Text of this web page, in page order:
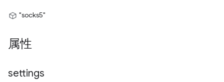
"socks5"
属性
settings